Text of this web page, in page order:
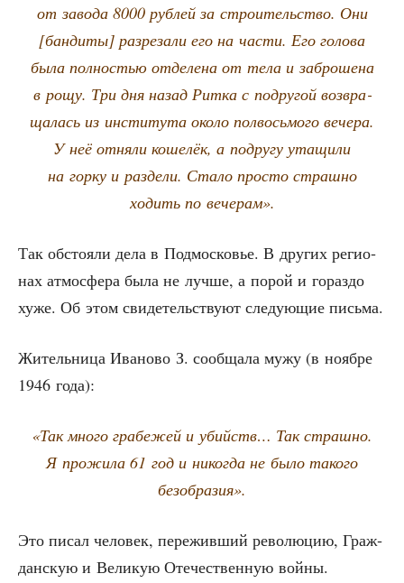
от заво­да 8000 руб­лей за стро­и­тель­ство. Они
[бан­ди­ты] раз­ре­за­ли его на части. Его голо­ва
была пол­но­стью отде­ле­на от тела и забро­ше­на
в рощу. Три дня назад Рит­ка с подру­гой воз­вра­
ща­лась из инсти­ту­та око­ло пол­вось­мо­го вече­ра.
У неё отня­ли коше­лёк, а подру­гу ута­щи­ли
на гор­ку и раз­де­ли. Ста­ло про­сто страш­но
ходить по вечерам».
Так обсто­я­ли дела в Под­мос­ко­вье. В дру­гих реги­о­
нах атмо­сфе­ра была не луч­ше, а порой и гораз­до
хуже. Об этом сви­де­тель­ству­ют сле­ду­ю­щие письма.
Житель­ни­ца Ива­но­во З. сооб­ща­ла мужу (в нояб­ре
1946 года):
«Так мно­го гра­бе­жей и убийств… Так страш­но.
Я про­жи­ла 61 год и нико­гда не было тако­го
безобразия».
Это писал чело­век, пере­жив­ший рево­лю­цию, Граж­
дан­скую и Вели­кую Оте­че­ствен­ную войны.